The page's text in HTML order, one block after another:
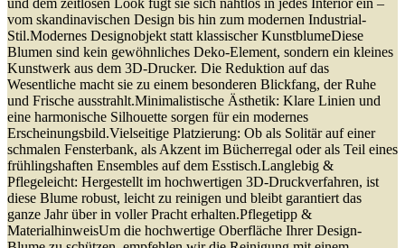
und dem zeitlosen Look fügt sie sich nahtlos in jedes Interior ein –
vom skandinavischen Design bis hin zum modernen Industrial-
Stil.Modernes Designobjekt statt klassischer KunstblumeDiese
Blumen sind kein gewöhnliches Deko-Element, sondern ein kleines
Kunstwerk aus dem 3D-Drucker. Die Reduktion auf das
Wesentliche macht sie zu einem besonderen Blickfang, der Ruhe
und Frische ausstrahlt.Minimalistische Ästhetik: Klare Linien und
eine harmonische Silhouette sorgen für ein modernes
Erscheinungsbild.Vielseitige Platzierung: Ob als Solitär auf einer
schmalen Fensterbank, als Akzent im Bücherregal oder als Teil eines
frühlingshaften Ensembles auf dem Esstisch.Langlebig &
Pflegeleicht: Hergestellt im hochwertigen 3D-Druckverfahren, ist
diese Blume robust, leicht zu reinigen und bleibt garantiert das
ganze Jahr über in voller Pracht erhalten.Pflegetipp &
MaterialhinweisUm die hochwertige Oberfläche Ihrer Design-